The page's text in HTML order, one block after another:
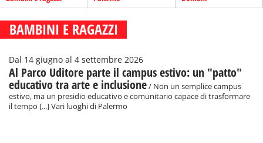
BAMBINI E RAGAZZI
Dal 14 giugno al 4 settembre 2026
Al Parco Uditore parte il campus estivo: un "patto"
educativo tra arte e inclusione/ Non un semplice campus
estivo, ma un presidio educativo e comunitario capace di trasformare
il tempo [...] Vari luoghi di Palermo